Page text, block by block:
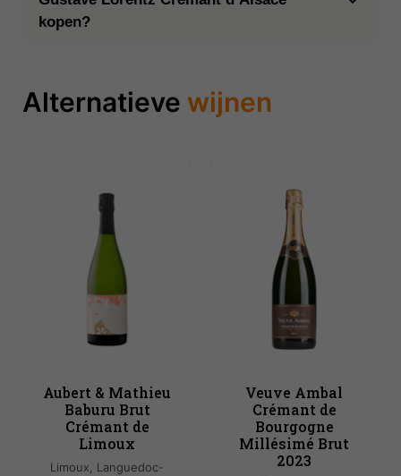
kopen?
Alternatieve wijnen
Aubert & Mathieu
Baburu Brut
Crémant de
Limoux
Limoux, Languedoc-
Veuve Ambal
Crémant de
Bourgogne
Millésimé Brut
2023